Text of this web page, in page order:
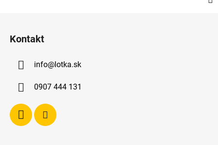
Kontakt
info@lotka.sk
0907 444 131